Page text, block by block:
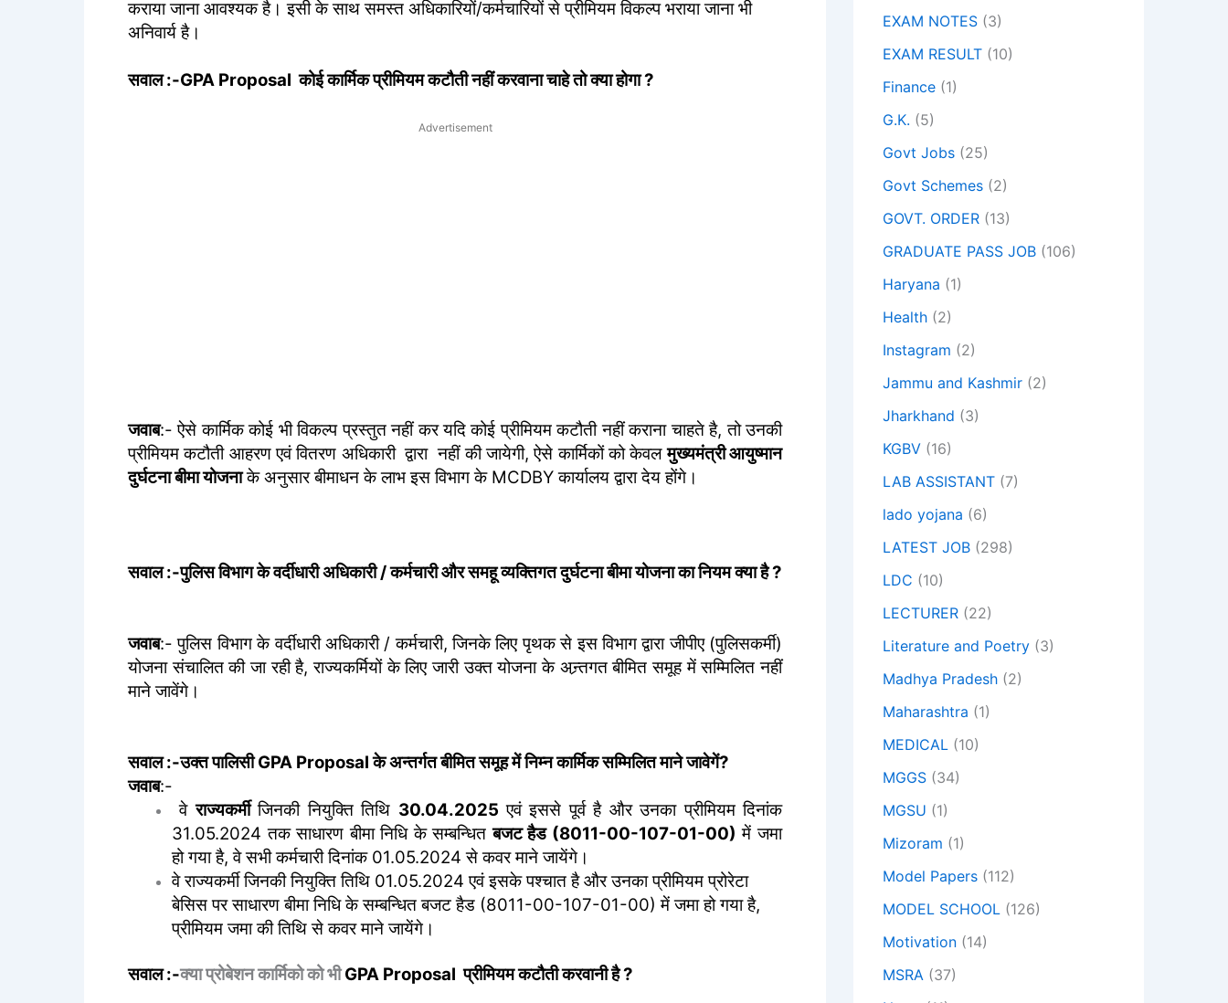
कराया जाना आवश्यक है। इसी के साथ समस्त अधिकारियों/कर्मचारियों से प्रीमियम विकल्प भराया जाना भी
अनिवार्य है।
सवाल :-GPA Proposal कोई कार्मिक प्रीमियम कटौती नहीं करवाना चाहे तो क्या होगा ?
Advertisement
जवाब:- ऐसे कार्मिक कोई भी विकल्प प्रस्तुत नहीं कर यदि कोई प्रीमियम कटौती नहीं कराना चाहते है, तो उनकी
प्रीमियम कटौती आहरण एवं वितरण अधिकारीद्वारा नहीं की जायेगी, ऐसे कार्मिकों को केवलमुख्यमंत्री आयुष्मान
दुर्घटना बीमा योजनाके अनुसार बीमाधन के लाभ इस विभाग के MCDBY कार्यालय द्वारा देय होंगे।
सवाल :-पुलिस विभाग के वर्दीधारी अधिकारी / कर्मचारी और समहू व्यक्तिगत दुर्घटना बीमा योजना का नियम क्या है ?
जवाब:- पुलिस विभाग के वर्दीधारी अधिकारी / कर्मचारी, जिनके लिए पृथक से इस विभाग द्वारा जीपीए (पुलिसकर्मी)
योजना संचालित की जा रही है, राज्यकर्मियों के लिए जारी उक्त योजना के अन्र्तगत बीमित समूह में सम्मिलित नहीं
माने जावेंगे।
सवाल :-उक्त पालिसी GPA Proposal के अन्तर्गत बीमित समूह में निम्न कार्मिक सम्मिलित माने जावेगें?
जवाब:-
वेराज्यकर्मीजिनकी नियुक्ति तिथि 30.04.2025 एवं इससे पूर्व है और उनका प्रीमियम दिनांक
31.05.2024 तक साधारण बीमा निधि के सम्बन्धितबजट हैड (8011-00-107-01-00) में जमा
हो गया है, वे सभी कर्मचारी दिनांक 01.05.2024 से कवर माने जायेंगे।
वे राज्यकर्मी जिनकी नियुक्ति तिथि 01.05.2024 एवं इसके पश्चात है और उनका प्रीमियम प्रोरेटा
बेसिस पर साधारण बीमा निधि के सम्बन्धित बजट हैड (8011-00-107-01-00) में जमा हो गया है,
प्रीमियम जमा की तिथि से कवर माने जायेंगे।
सवाल :-क्या प्रोबेशन कार्मिको को भीGPA Proposal प्रीमियम कटौती करवानी है ?
EXAM NOTES (3)
EXAM RESULT (10)
Finance (1)
G.K. (5)
Govt Jobs (25)
Govt Schemes (2)
GOVT. ORDER (13)
GRADUATE PASS JOB (106)
Haryana (1)
Health (2)
Instagram (2)
Jammu and Kashmir (2)
Jharkhand (3)
KGBV (16)
LAB ASSISTANT (7)
lado yojana (6)
LATEST JOB (298)
LDC (10)
LECTURER (22)
Literature and Poetry (3)
Madhya Pradesh (2)
Maharashtra (1)
MEDICAL (10)
MGGS (34)
MGSU (1)
Mizoram (1)
Model Papers (112)
MODEL SCHOOL (126)
Motivation (14)
MSRA (37)